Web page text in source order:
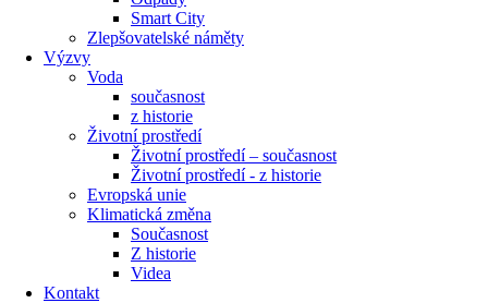
Smart City
Zlepšovatelské náměty
Výzvy
Voda
současnost
z historie
Životní prostředí
Životní prostředí – současnost
Životní prostředí ​- z historie
Evropská unie
Klimatická změna
Současnost
Z historie
Videa
Kontakt